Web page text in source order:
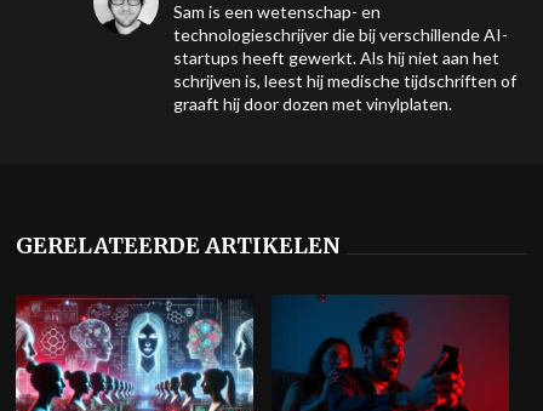
Sam is een wetenschap- en
technologieschrijver die bij verschillende AI-
startups heeft gewerkt. Als hij niet aan het
schrijven is, leest hij medische tijdschriften of
graaft hij door dozen met vinylplaten.
GERELATEERDE ARTIKELEN